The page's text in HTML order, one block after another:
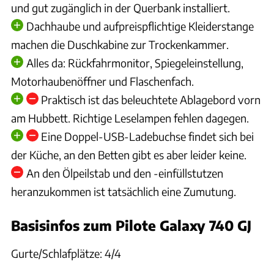
und gut zugänglich in der Querbank installiert.
Dachhaube und aufpreispflichtige Kleiderstange
machen die Duschkabine zur Trockenkammer.
Alles da: Rückfahrmonitor, Spiegeleinstellung,
Motorhaubenöffner und Flaschenfach.
Praktisch ist das beleuchtete Ablagebord vorn
am Hubbett. Richtige Leselampen fehlen dagegen.
Eine Doppel-USB-Ladebuchse findet sich bei
der Küche, an den Betten gibt es aber leider keine.
An den Ölpeilstab und den -einfüllstutzen
heranzukommen ist tatsächlich eine Zumutung.
Basisinfos zum Pilote Galaxy 740 GJ
Gurte/Schlafplätze: 4/4